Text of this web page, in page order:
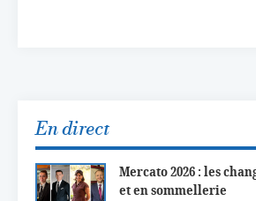
En direct
Mercato 2026 : les
et en sommellerie